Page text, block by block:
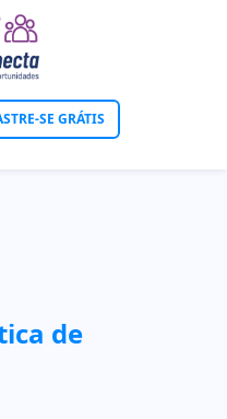
SE GRÁTIS
de